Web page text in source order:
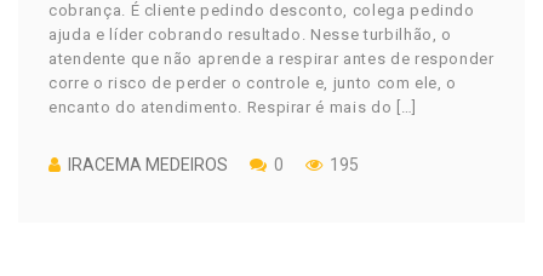
cobrança. É cliente pedindo desconto, colega pedindo
ajuda e líder cobrando resultado. Nesse turbilhão, o
atendente que não aprende a respirar antes de responder
corre o risco de perder o controle e, junto com ele, o
encanto do atendimento. Respirar é mais do […]
IRACEMA MEDEIROS 0 195